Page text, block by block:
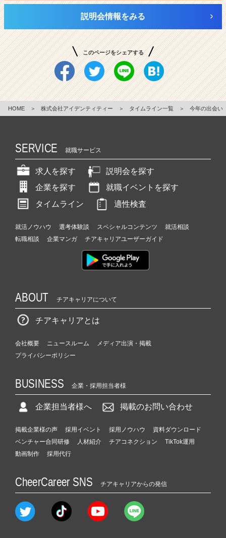
説明会情報をみる
このページをシェアする
HOME ＞ 株式会社アイデンティティー ＞ タイムライン一覧 ＞ 今年の出会い
SERVICE 就職サービス
求人を探す
説明会を探す
企業を探す
就職イベントを探す
タイムライン
適性検査
就活ノウハウ 選考体験談 スペシャルコンテンツ
就活相談
転職相談
企業マンガ チアキャリアユーザーガイド
ABOUT チアキャリアについて
チアキャリアとは
会社概要 ニュースルーム
メディア出演・掲載
プライバシーポリシー
BUSINESS 企業・採用担当者様
企業担当者様へ 掲載のお問い合わせ
掲載企業様の声 採用イベント 採用ノウハウ
資料ダウンロード
ベンチャー合同研修
人材紹介 チアコネクション
TikTok運用
動画制作
採用代行
CheerCareer SNS チアキャリアからの発信